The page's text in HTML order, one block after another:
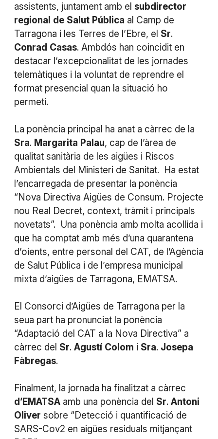
assistents, juntament amb el subdirector
regional de Salut Pública al Camp de
Tarragona i les Terres de l’Ebre, el Sr.
Conrad Casas. Ambdós han coincidit en
destacar l’excepcionalitat de les jornades
telemàtiques i la voluntat de reprendre el
format presencial quan la situació ho
permeti.
La ponència principal ha anat a càrrec de la
Sra. Margarita Palau, cap de l’àrea de
qualitat sanitària de les aigües i Riscos
Ambientals del Ministeri de Sanitat. Ha estat
l’encarregada de presentar la ponència
“Nova Directiva Aigües de Consum. Projecte
nou Real Decret, context, tràmit i principals
novetats”. Una ponència amb molta acollida i
que ha comptat amb més d’una quarantena
d’oients, entre personal del CAT, de l’Agència
de Salut Pública i de l’empresa municipal
mixta d’aigües de Tarragona, EMATSA.
El Consorci d’Aigües de Tarragona per la
seua part ha pronunciat la ponència
“Adaptació del CAT a la Nova Directiva” a
càrrec del Sr. Agustí Colom i Sra. Josepa
Fàbregas.
Finalment, la jornada ha finalitzat a càrrec
d’EMATSAamb una ponència del Sr. Antoni
Oliver sobre “Detecció i quantificació de
SARS-Cov2 en aigües residuals mitjançant